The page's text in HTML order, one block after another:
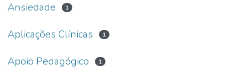
Ansiedade 1
Aplicações Clínicas 1
Apoio Pedagógico 1